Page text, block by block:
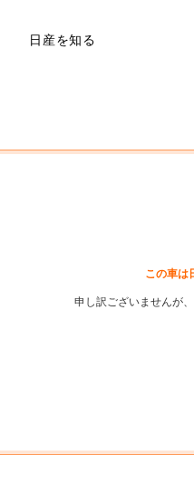
日産を知る
この車は
申し訳ございませんが、